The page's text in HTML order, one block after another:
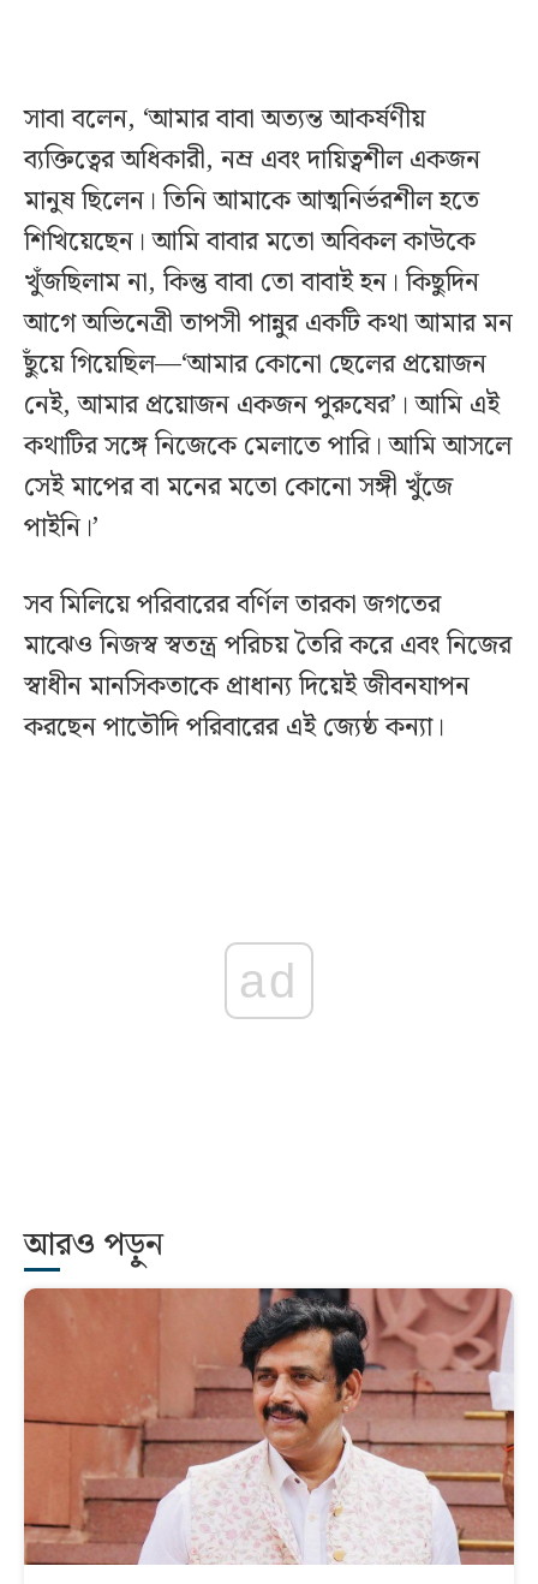
সাবা বলেন, ‘আমার বাবা অত্যন্ত আকর্ষণীয়
ব্যক্তিত্বের অধিকারী, নম্র এবং দায়িত্বশীল একজন
মানুষ ছিলেন। তিনি আমাকে আত্মনির্ভরশীল হতে
শিখিয়েছেন। আমি বাবার মতো অবিকল কাউকে
খুঁজছিলাম না, কিন্তু বাবা তো বাবাই হন। কিছুদিন
আগে অভিনেত্রী তাপসী পান্নুর একটি কথা আমার মন
ছুঁয়ে গিয়েছিল—‘আমার কোনো ছেলের প্রয়োজন
নেই, আমার প্রয়োজন একজন পুরুষের’। আমি এই
কথাটির সঙ্গে নিজেকে মেলাতে পারি। আমি আসলে
সেই মাপের বা মনের মতো কোনো সঙ্গী খুঁজে
পাইনি।’
সব মিলিয়ে পরিবারের বর্ণিল তারকা জগতের
মাঝেও নিজস্ব স্বতন্ত্র পরিচয় তৈরি করে এবং নিজের
স্বাধীন মানসিকতাকে প্রাধান্য দিয়েই জীবনযাপন
করছেন পাতৌদি পরিবারের এই জ্যেষ্ঠ কন্যা।
ad
আরও পড়ুন